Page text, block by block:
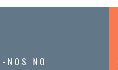
NOS NO